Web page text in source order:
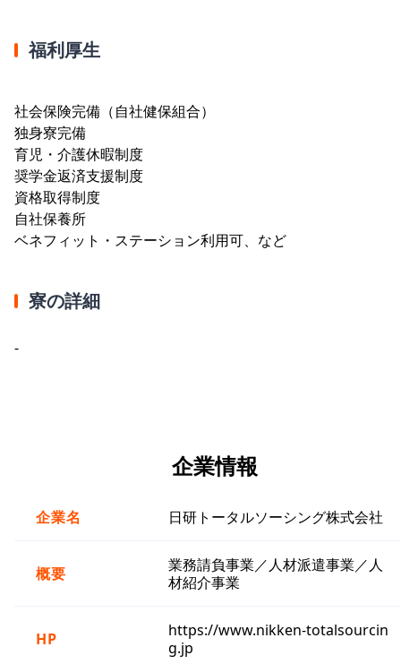
福利厚生
社会保険完備（自社健保組合）
独身寮完備
育児・介護休暇制度
奨学金返済支援制度
資格取得制度
自社保養所
ベネフィット・ステーション利用可、など
寮の詳細
-
企業情報
企業名 日研トータルソーシング株式会社
概要
業務請負事業／人材派遣事業／人
材紹介事業
HP
https://www.nikken-totalsourcin
g.jp